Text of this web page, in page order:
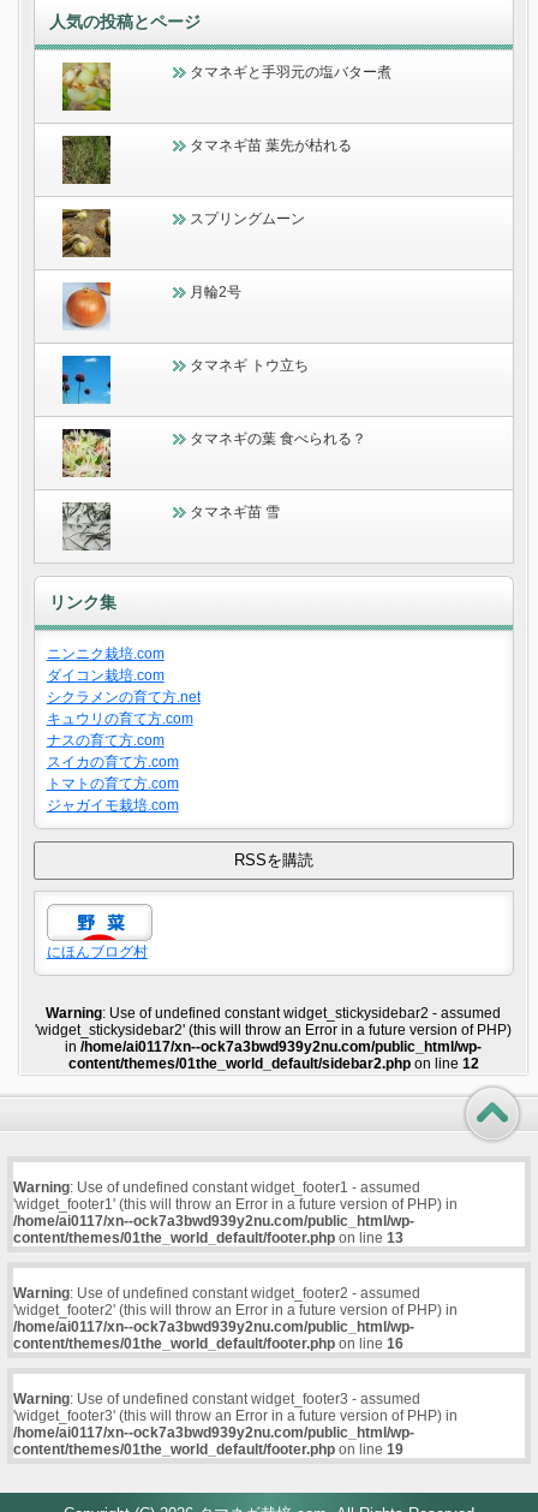
人気の投稿とページ
タマネギと手羽元の塩バター煮
タマネギ苗 葉先が枯れる
スプリングムーン
月輪2号
タマネギ トウ立ち
タマネギの葉 食べられる？
タマネギ苗 雪
リンク集
ニンニク栽培.com
ダイコン栽培.com
シクラメンの育て方.net
キュウリの育て方.com
ナスの育て方.com
スイカの育て方.com
トマトの育て方.com
ジャガイモ栽培.com
にほんブログ村
Warning: Use of undefined constant widget_stickysidebar2 - assumed
'widget_stickysidebar2' (this will throw an Error in a future version of PHP)
in/home/ai0117/xn--ock7a3bwd939y2nu.com/public_html/wp-
content/themes/01the_world_default/sidebar2.phpon line 12
Warning: Use of undefined constant widget_footer1 - assumed
'widget_footer1' (this will throw an Error in a future version of PHP) in
/home/ai0117/xn--ock7a3bwd939y2nu.com/public_html/wp-
content/themes/01the_world_default/footer.phpon line 13
Warning: Use of undefined constant widget_footer2 - assumed
'widget_footer2' (this will throw an Error in a future version of PHP) in
/home/ai0117/xn--ock7a3bwd939y2nu.com/public_html/wp-
content/themes/01the_world_default/footer.phpon line 16
Warning: Use of undefined constant widget_footer3 - assumed
'widget_footer3' (this will throw an Error in a future version of PHP) in
/home/ai0117/xn--ock7a3bwd939y2nu.com/public_html/wp-
content/themes/01the_world_default/footer.phpon line 19